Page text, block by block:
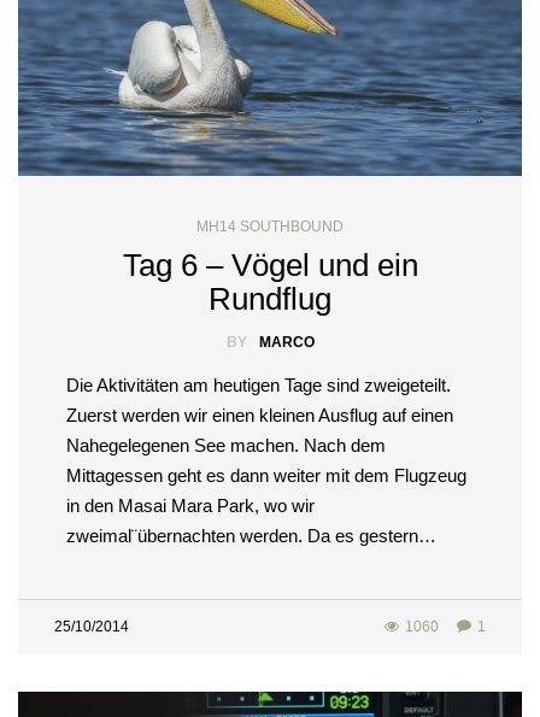
MH14 SOUTHBOUND
Tag 6 – Vögel und ein
Rundflug
BY MARCO
Die Aktivitäten am heutigen Tage sind zweigeteilt.
Zuerst werden wir einen kleinen Ausflug auf einen
Nahegelegenen See machen. Nach dem
Mittagessen geht es dann weiter mit dem Flugzeug
in den Masai Mara Park, wo wir
zweimal¨übernachten werden. Da es gestern…
25/10/2014 1
1060